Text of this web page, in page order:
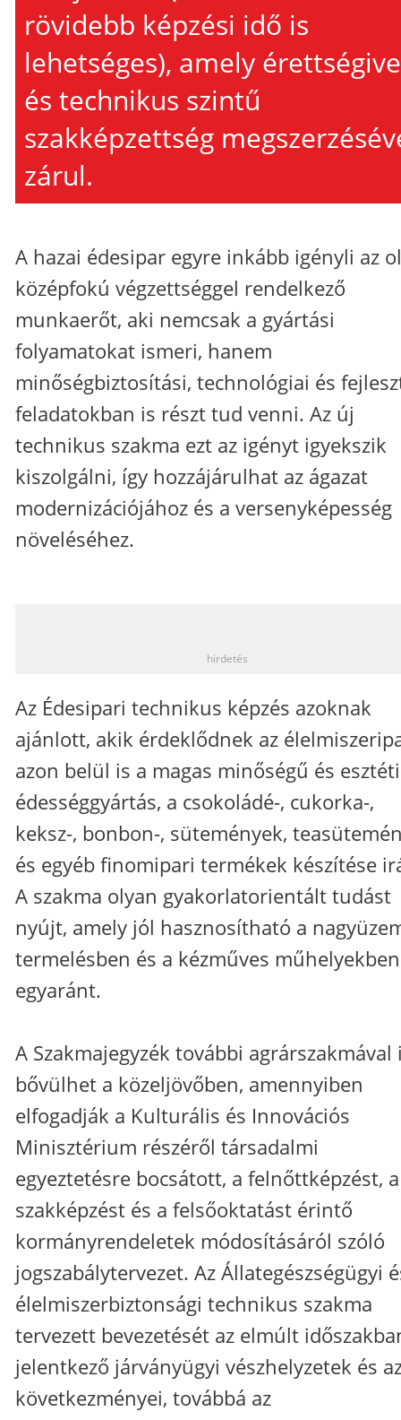
rövidebb képzési idő is
lehetséges), amely
és technikus szintű
szakképzettség
zárul.
A hazai édesipar egyre inkább igényli az
középfokú végzettséggel rendelkező
munkaerőt, aki nemcsak a gyártási
folyamatokat ismeri, hanem
minőségbiztosítási, technológiai és
feladatokban is részt tud venni. Az új
technikus szakma ezt az igényt igyekszik
kiszolgálni, így hozzájárulhat az ágazat
modernizációjához és a versenyképesség
növeléséhez.
hirdetés
Az Édesipari technikus képzés azoknak
ajánlott, akik érdeklődnek az
azon belül is a magas minőségű és
édességgyártás, a csokoládé-, cukorka-,
keksz-, bonbon-, sütemények,
és egyéb finomipari termékek készítése
A szakma olyan gyakorlatorientált tudást
nyújt, amely jól hasznosítható a
termelésben és a kézműves műhelyekben
egyaránt.
A Szakmajegyzék további agrárszakmával
bővülhet a közeljövőben, amennyiben
elfogadják a Kulturális és Innovációs
Minisztérium részéről társadalmi
egyeztetésre bocsátott, a felnőttképzést, a
szakképzést és a felsőoktatást érintő
kormányrendeletek módosításáról szóló
jogszabálytervezet. Az Állategészségügyi
élelmiszerbiztonsági technikus szakma
tervezett bevezetését az elmúlt
jelentkező járványügyi vészhelyzetek és
következményei, továbbá az